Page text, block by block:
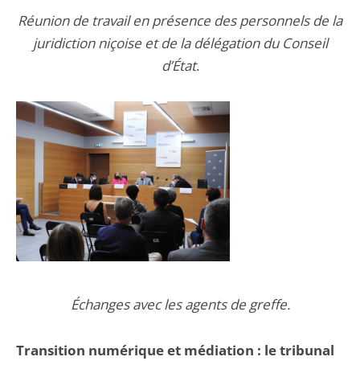
Réunion de travail en présence des personnels de la
juridiction niçoise et de la délégation du Conseil
d’État.
Échanges avec les agents de greffe.
Transition numérique et médiation : le tribunal